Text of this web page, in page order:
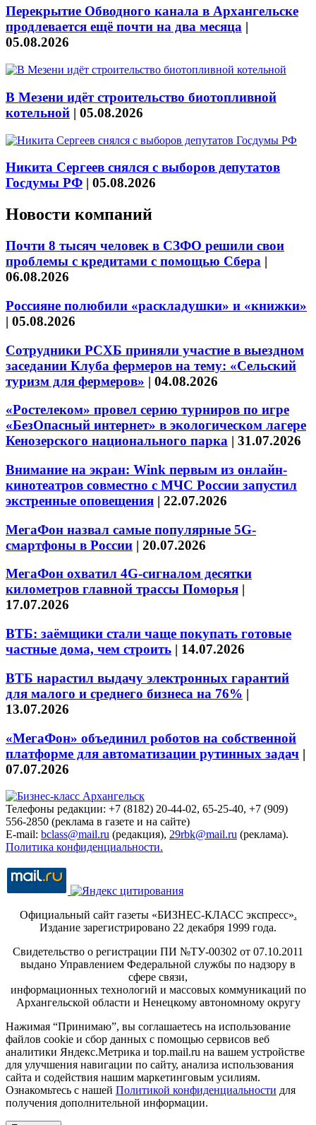
Перекрытие Обводного канала в Архангельске
продлевается ещё почти на два месяца |
05.08.2026
В Мезени идёт строительство биотопливной
котельной | 05.08.2026
Никита Сергеев снялся с выборов депутатов
Госдумы РФ | 05.08.2026
Новости компаний
Почти 8 тысяч человек в СЗФО решили свои
проблемы с кредитами с помощью Сбера |
06.08.2026
Россияне полюбили «раскладушки» и «книжки»
| 05.08.2026
Сотрудники РСХБ приняли участие в выездном
заседании Клуба фермеров на тему: «Сельский
туризм для фермеров» | 04.08.2026
«Ростелеком» провел серию турниров по игре
«БезОпасный интернет» в экологическом лагере
Кенозерского национального парка | 31.07.2026
Внимание на экран: Wink первым из онлайн-
кинотеатров совместно с МЧС России запустил
экстренные оповещения | 22.07.2026
МегаФон назвал самые популярные 5G-
смартфоны в России | 20.07.2026
МегаФон охватил 4G-сигналом десятки
километров главной трассы Поморья |
17.07.2026
ВТБ: заёмщики стали чаще покупать готовые
частные дома, чем строить | 14.07.2026
ВТБ нарастил выдачу электронных гарантий
для малого и среднего бизнеса на 76% |
13.07.2026
«МегаФон» объединил роботов на собственной
платформе для автоматизации рутинных задач |
07.07.2026
Телефоны редакции: +7 (8182) 20-44-02, 65-25-40, +7 (909)
556-2850 (реклама в газете и на сайте)
E-mail: bclass@mail.ru (редакция), 29rbk@mail.ru (реклама).
Политика конфиденциальности.
Официальный сайт газеты «БИЗНЕС-КЛАСС экспресс».
Издание зарегистрировано 22 декабря 1999 года.
Свидетельство о регистрации ПИ №ТУ-00302 от 07.10.2011
выдано Управлением Федеральной службы по надзору в
сфере связи,
информационных технологий и массовых коммуникаций по
Архангельской области и Ненецкому автономному округу
Нажимая “Принимаю”, вы соглашаетесь на использование
файлов cookie и сбор данных с помощью сервисов веб
аналитики Яндекс.Метрика и top.mail.ru на вашем устройстве
для улучшения навигации по сайту, анализа использования
сайта и содействия нашим маркетинговым усилиям.
Ознакомьтесь с нашей Политикой конфиденциальности для
получения дополнительной информации.